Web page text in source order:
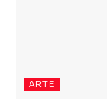
ARTE